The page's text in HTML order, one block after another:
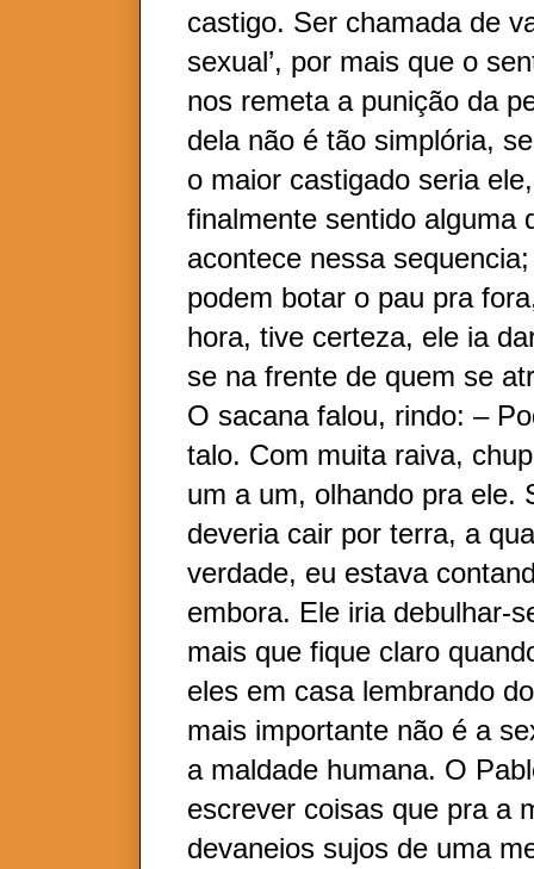
castigo. Ser chamada de
sexual’, por mais que o
nos remeta a punição da
dela não é tão simplória,
o maior castigado seria
finalmente sentido alguma
acontece nessa
podem botar o pau pra
hora, tive certeza, ele ia
se na frente de quem se
O sacana falou, rindo: –
talo. Com muita raiva,
um a um, olhando pra ele.
deveria cair por terra, a
verdade, eu estava
embora. Ele iria debulhar-
mais que fique claro
eles em casa lembrando
mais importante não é a
a maldade humana. O
escrever coisas que pra a
devaneios sujos de uma